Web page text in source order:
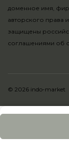
доменное имя,
авторского права
защищены
соглашениями об
© 2026 indo-market